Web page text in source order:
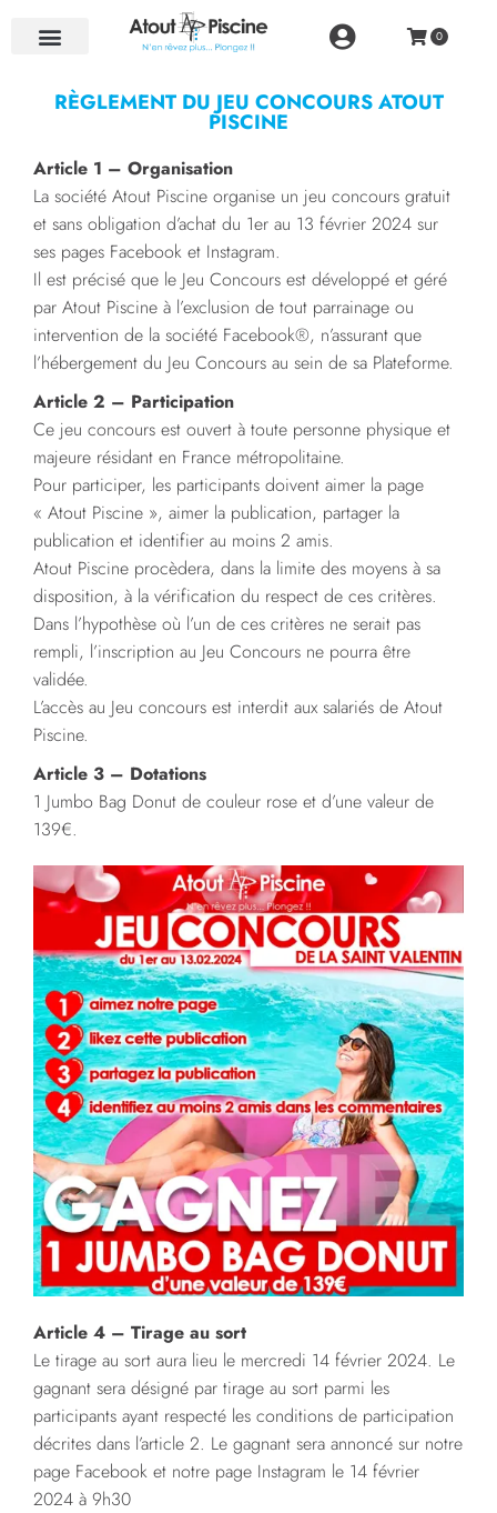
RÈGLEMENT DU JEU CONCOURS ATOUT
PISCINE
Article 1 – Organisation
La société Atout Piscine organise un jeu concours gratuit
et sans obligation d’achat du 1er au 13 février 2024 sur
ses pages Facebook et Instagram.
Il est précisé que le Jeu Concours est développé et géré
par Atout Piscine à l’exclusion de tout parrainage ou
intervention de la société Facebook®, n’assurant que
l’hébergement du Jeu Concours au sein de sa Plateforme.
Article 2 – Participation
Ce jeu concours est ouvert à toute personne physique et
majeure résidant en France métropolitaine.
Pour participer, les participants doivent aimer la page
« Atout Piscine », aimer la publication, partager la
publication et identifier au moins 2 amis.
Atout Piscine procèdera, dans la limite des moyens à sa
disposition, à la vérification du respect de ces critères.
Dans l’hypothèse où l’un de ces critères ne serait pas
rempli, l’inscription au Jeu Concours ne pourra être
validée.
L’accès au Jeu concours est interdit aux salariés de Atout
Piscine.
Article 3 – Dotations
1 Jumbo Bag Donut de couleur rose et d’une valeur de
139€.
Article 4 – Tirage au sort
Le tirage au sort aura lieu le mercredi 14 février 2024. Le
gagnant sera désigné par tirage au sort parmi les
participants ayant respecté les conditions de participation
décrites dans l’article 2. Le gagnant sera annoncé sur notre
page Facebook et notre page Instagram le 14 février
2024 à 9h30